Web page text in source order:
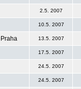
2.5. 2007
10.5. 2007
13.5. 2007
17.5. 2007
24.5. 2007
24.5. 2007